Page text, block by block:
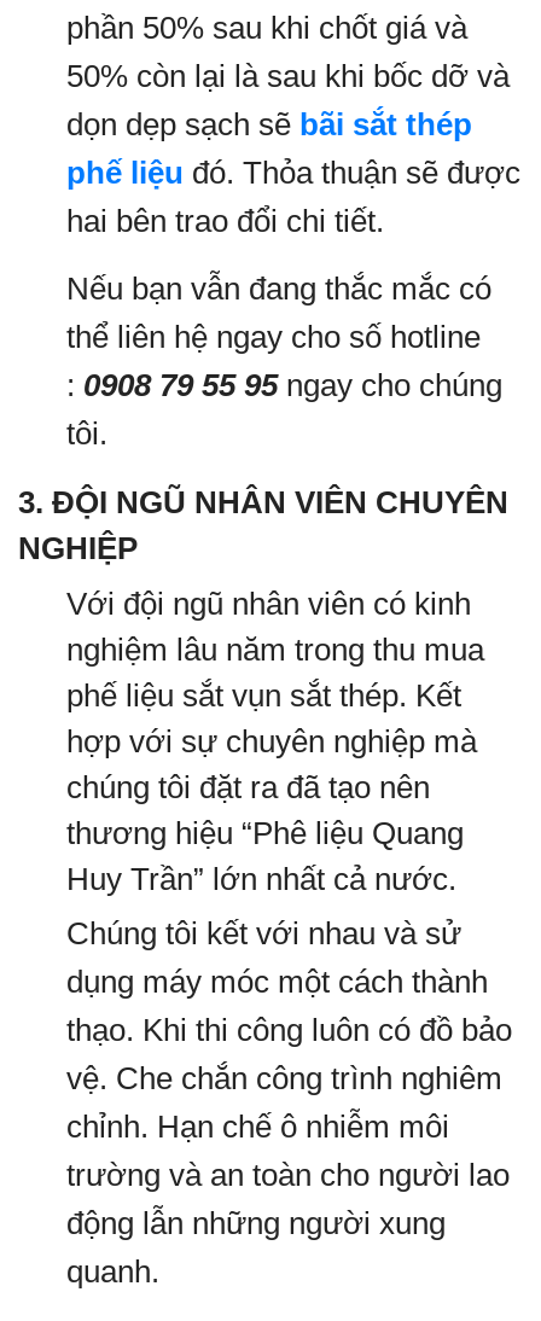
phần 50% sau khi chốt giá và
50% còn lại là sau khi bốc dỡ và
dọn dẹp sạch sẽ bãi sắt thép
phế liệu đó. Thỏa thuận sẽ được
hai bên trao đổi chi tiết.
Nếu bạn vẫn đang thắc mắc có
thể liên hệ ngay cho số hotline
: 0908 79 55 95ngay cho chúng
tôi.
3. ĐỘI NGŨ NHÂN VIÊN CHUYÊN
NGHIỆP
Với đội ngũ nhân viên có kinh
nghiệm lâu năm trong thu mua
phế liệu sắt vụn sắt thép. Kết
hợp với sự chuyên nghiệp mà
chúng tôi đặt ra đã tạo nên
thương hiệu “Phê liệu Quang
Huy Trần” lớn nhất cả nước.
Chúng tôi kết với nhau và sử
dụng máy móc một cách thành
thạo. Khi thi công luôn có đồ bảo
vệ. Che chắn công trình nghiêm
chỉnh. Hạn chế ô nhiễm môi
trường và an toàn cho người lao
động lẫn những người xung
quanh.